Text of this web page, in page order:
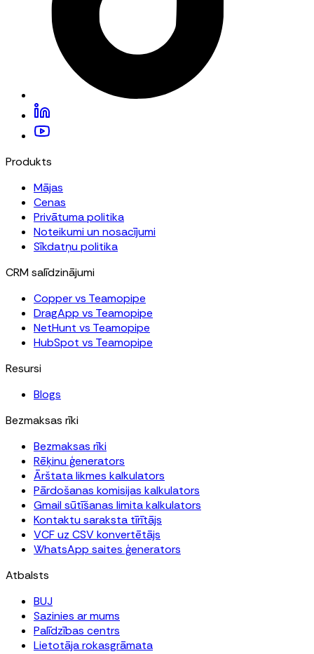
Produkts
Mājas
Cenas
Privātuma politika
Noteikumi un nosacījumi
Sīkdatņu politika
CRM salīdzinājumi
Copper vs Teamopipe
DragApp vs Teamopipe
NetHunt vs Teamopipe
HubSpot vs Teamopipe
Resursi
Blogs
Bezmaksas rīki
Bezmaksas rīki
Rēķinu ģenerators
Ārštata likmes kalkulators
Pārdošanas komisijas kalkulators
Gmail sūtīšanas limita kalkulators
Kontaktu saraksta tīrītājs
VCF uz CSV konvertētājs
WhatsApp saites ģenerators
Atbalsts
BUJ
Sazinies ar mums
Palīdzības centrs
Lietotāja rokasgrāmata